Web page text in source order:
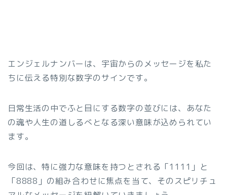
エンジェルナンバーは、宇宙からのメッセージを私た
ちに伝える特別な数字のサインです。
日常生活の中でふと目にする数字の並びには、あなた
の魂や人生の道しるべとなる深い意味が込められてい
ます。
今回は、特に強力な意味を持つとされる「1111」と
「8888」の組み合わせに焦点を当て、そのスピリチュ